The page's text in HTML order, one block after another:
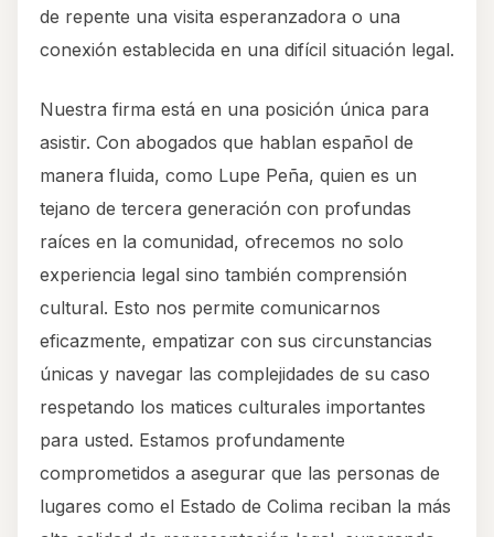
de repente una visita esperanzadora o una
conexión establecida en una difícil situación legal.
Nuestra firma está en una posición única para
asistir. Con abogados que hablan español de
manera fluida, como Lupe Peña, quien es un
tejano de tercera generación con profundas
raíces en la comunidad, ofrecemos no solo
experiencia legal sino también comprensión
cultural. Esto nos permite comunicarnos
eficazmente, empatizar con sus circunstancias
únicas y navegar las complejidades de su caso
respetando los matices culturales importantes
para usted. Estamos profundamente
comprometidos a asegurar que las personas de
lugares como el Estado de Colima reciban la más